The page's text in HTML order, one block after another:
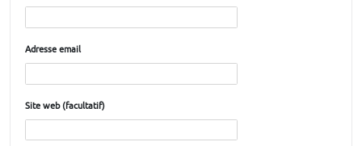
Adresse email
Site web (facultatif)